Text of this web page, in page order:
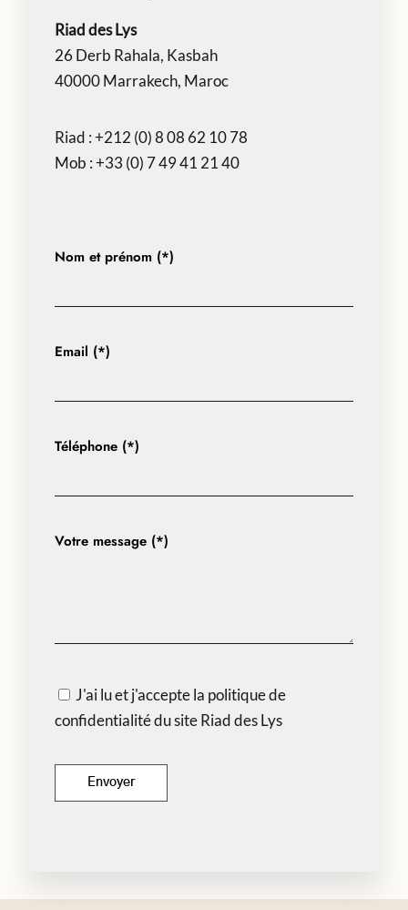
Riad des Lys
26 Derb Rahala, Kasbah
40000 Marrakech, Maroc
Riad :+212 (0) 8 08 62 10 78
Mob :+33 (0) 7 49 41 21 40
Nom et prénom (*)
Email (*)
Téléphone (*)
Votre message (*)
J'ai lu et j'accepte la politique de
confidentialité du site Riad des Lys